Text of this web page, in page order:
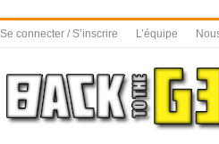
Se connecter / S’inscrire L’équipe